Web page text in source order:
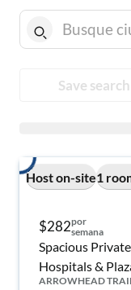
Save search
Host on-site1
$282por
semana
Spacious
Hospitals &
ARROWHEAD